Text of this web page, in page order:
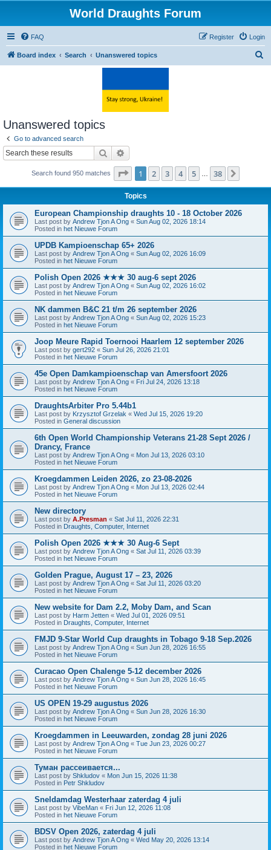
World Draughts Forum
FAQ Login
Register
Board index Search Unanswered topics
Unanswered topics
Go to advanced search
Search
Search found 950 matches Page 1of 38
1 2 3 4 5 … 38
Topics
European Championship draughts 10 - 18 October 2026
Last post by Andrew Tjon A Ong « Sun Aug 02, 2026 18:14
Posted in het Nieuwe Forum
UPDB Kampioenschap 65+ 2026
Last post by Andrew Tjon A Ong « Sun Aug 02, 2026 16:09
Posted in het Nieuwe Forum
Polish Open 2026 ★★★ 30 aug-6 sept 2026
Last post by Andrew Tjon A Ong « Sun Aug 02, 2026 16:02
Posted in het Nieuwe Forum
NK dammen B&C 21 t/m 26 september 2026
Last post by Andrew Tjon A Ong « Sun Aug 02, 2026 15:23
Posted in het Nieuwe Forum
Joop Meure Rapid Toernooi Haarlem 12 september 2026
Last post by gert292 « Sun Jul 26, 2026 21:01
Posted in het Nieuwe Forum
45e Open Damkampioenschap van Amersfoort 2026
Last post by Andrew Tjon A Ong « Fri Jul 24, 2026 13:18
Posted in het Nieuwe Forum
DraughtsArbiter Pro 5.44b1
Last post by Krzysztof Grzelak « Wed Jul 15, 2026 19:20
Posted in General discussion
6th Open World Championship Veterans 21-28 Sept 2026 /
Drancy, France
Last post by Andrew Tjon A Ong « Mon Jul 13, 2026 03:10
Posted in het Nieuwe Forum
Kroegdammen Leiden 2026, zo 23-08-2026
Last post by Andrew Tjon A Ong « Mon Jul 13, 2026 02:44
Posted in het Nieuwe Forum
New directory
Last post by A.Presman « Sat Jul 11, 2026 22:31
Posted in Draughts, Computer, Internet
Polish Open 2026 ★★★ 30 Aug-6 Sept
Last post by Andrew Tjon A Ong « Sat Jul 11, 2026 03:39
Posted in het Nieuwe Forum
Golden Prague, August 17 – 23, 2026
Last post by Andrew Tjon A Ong « Sat Jul 11, 2026 03:20
Posted in het Nieuwe Forum
New website for Dam 2.2, Moby Dam, and Scan
Last post by Harm Jetten « Wed Jul 01, 2026 09:51
Posted in Draughts, Computer, Internet
FMJD 9-Star World Cup draughts in Tobago 9-18 Sep.2026
Last post by Andrew Tjon A Ong « Sun Jun 28, 2026 16:55
Posted in het Nieuwe Forum
Curacao Open Chalenge 5-12 december 2026
Last post by Andrew Tjon A Ong « Sun Jun 28, 2026 16:45
Posted in het Nieuwe Forum
US OPEN 19-29 augustus 2026
Last post by Andrew Tjon A Ong « Sun Jun 28, 2026 16:30
Posted in het Nieuwe Forum
Kroegdammen in Leeuwarden, zondag 28 juni 2026
Last post by Andrew Tjon A Ong « Tue Jun 23, 2026 00:27
Posted in het Nieuwe Forum
Туман рассеивается...
Last post by Shkludov « Mon Jun 15, 2026 11:38
Posted in Petr Shkludov
Sneldamdag Westerhaar zaterdag 4 juli
Last post by VibeMan « Fri Jun 12, 2026 11:08
Posted in het Nieuwe Forum
BDSV Open 2026, zaterdag 4 juli
Last post by Andrew Tjon A Ong « Wed May 20, 2026 13:14
Posted in het Nieuwe Forum